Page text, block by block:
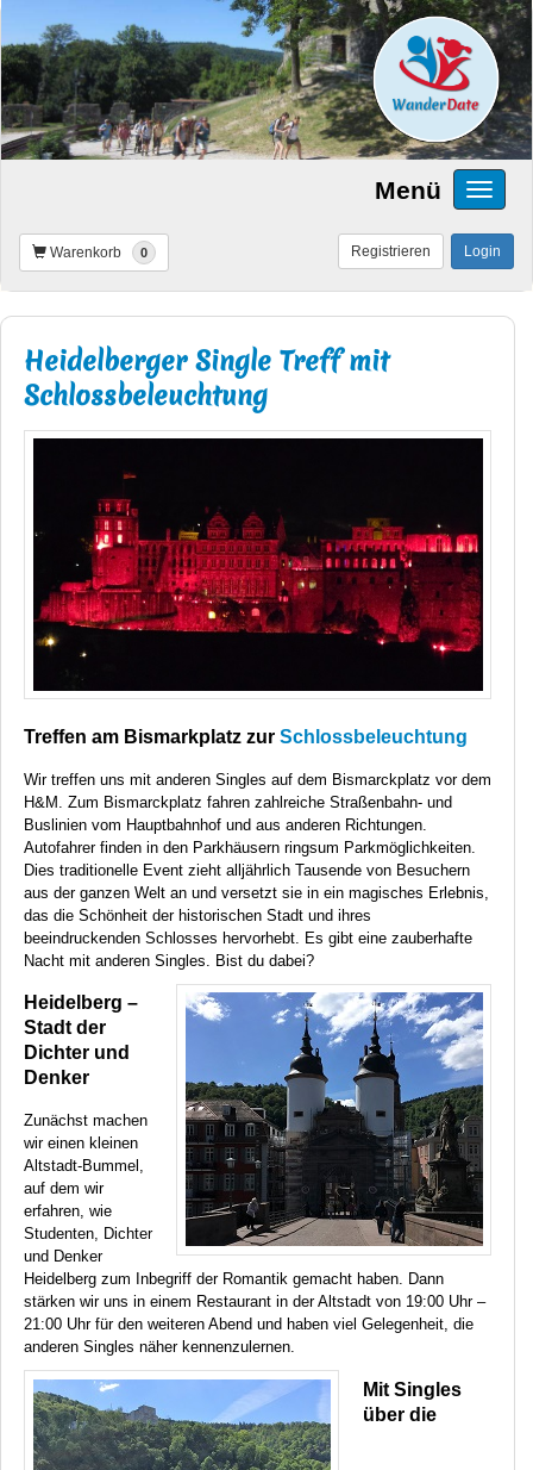
Menü
Warenkorb 0 Login
Registrieren
Heidelberger Single Treff mit
Schlossbeleuchtung
Treffen am Bismarkplatz zur Schlossbeleuchtung
Wir treffen uns mit anderen Singles auf dem Bismarckplatz vor dem
H&M. Zum Bismarckplatz fahren zahlreiche Straßenbahn- und
Buslinien vom Hauptbahnhof und aus anderen Richtungen.
Autofahrer finden in den Parkhäusern ringsum Parkmöglichkeiten.
Dies traditionelle Event zieht alljährlich Tausende von Besuchern
aus der ganzen Welt an und versetzt sie in ein magisches Erlebnis,
das die Schönheit der historischen Stadt und ihres
beeindruckenden Schlosses hervorhebt. Es gibt eine zauberhafte
Nacht mit anderen Singles. Bist du dabei?
Heidelberg –
Stadt der
Dichter und
Denker
Zunächst machen
wir einen kleinen
Altstadt-Bummel,
auf dem wir
erfahren, wie
Studenten, Dichter
und Denker
Heidelberg zum Inbegriff der Romantik gemacht haben. Dann
stärken wir uns in einem Restaurant in der Altstadt von 19:00 Uhr –
21:00 Uhr für den weiteren Abend und haben viel Gelegenheit, die
anderen Singles näher kennenzulernen.
Mit Singles
über die